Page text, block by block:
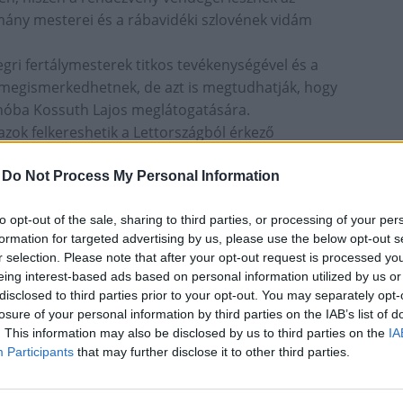
Do Not Process My Personal Information
opt-out of the sale, sharing to third parties, or processing of your
for targeted advertising by us, please use the below opt-out
selection. Please note that after your opt-out request is processed
interest-based ads based on personal information utilized by us
to third parties prior to your opt-out. You may separately
of your personal information by third parties on the IAB’s list of
This information may also be disclosed by us to third parties on the
Participants that may further disclose it to other third parties.
mesterei és a rábavidéki szlovének vidám
fertálymesterek titkos tevékenységével és a
de azt is megtudhatják, hogy
Kossuth Lajos meglátogatására.
felkereshetik a Lettországból érkező
távoli Suiti régió különleges kultúrájával, amely az
szerepel. Részesei lehetnek a közösség
és zenéjüket, megkóstolhatják finomságaikat,
lett viseletben is.
segítik az eligazodást a szervezők.
láthatnak az érdeklődők. A matyók, a
nézőket, a mohácsi busók a sokacok táncából
a selmeci diákok víg dalolással
táncosai és zenészei is megjelennek a
a legkisebbek is részt vehessenek,